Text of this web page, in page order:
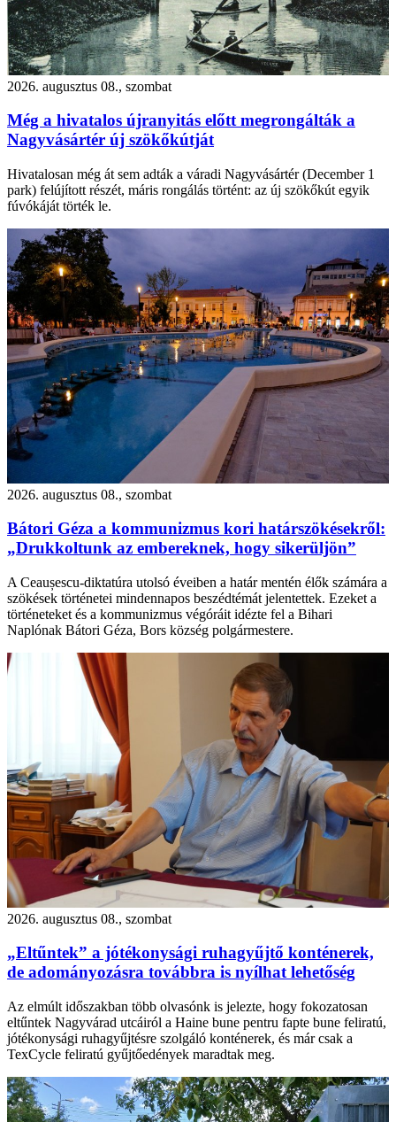
2026. augusztus 08., szombat
Még a hivatalos újranyitás előtt megrongálták a
Nagyvásártér új szökőkútját
Hivatalosan még át sem adták a váradi Nagyvásártér (December 1
park) felújított részét, máris rongálás történt: az új szökőkút egyik
fúvókáját törték le.
2026. augusztus 08., szombat
Bátori Géza a kommunizmus kori határszökésekről:
„Drukkoltunk az embereknek, hogy sikerüljön”
A Ceaușescu-diktatúra utolsó éveiben a határ mentén élők számára a
szökések történetei mindennapos beszédtémát jelentettek. Ezeket a
történeteket és a kommunizmus végóráit idézte fel a Bihari
Naplónak Bátori Géza, Bors község polgármestere.
2026. augusztus 08., szombat
„Eltűntek” a jótékonysági ruhagyűjtő konténerek,
de adományozásra továbbra is nyílhat lehetőség
Az elmúlt időszakban több olvasónk is jelezte, hogy fokozatosan
eltűntek Nagyvárad utcáiról a Haine bune pentru fapte bune feliratú,
jótékonysági ruhagyűjtésre szolgáló konténerek, és már csak a
TexCycle feliratú gyűjtőedények maradtak meg.